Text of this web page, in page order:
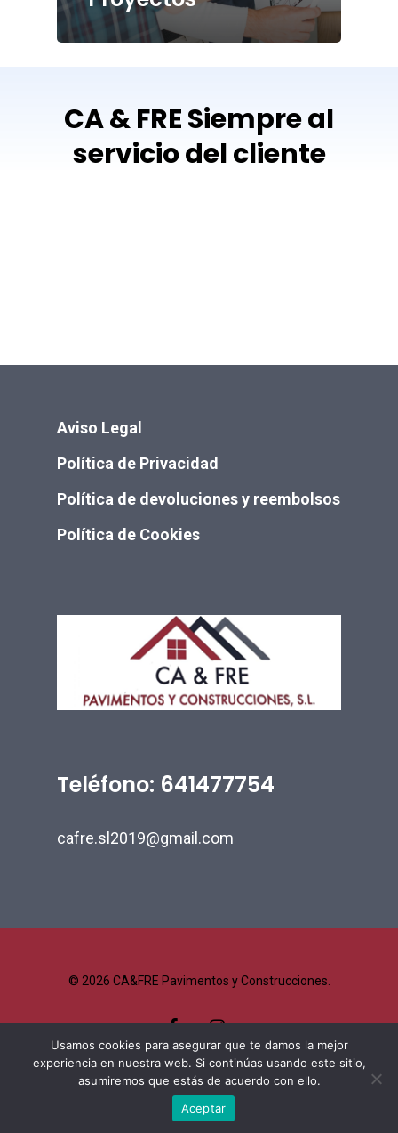
CA&FRESiempreal
serviciodelcliente
Aviso Legal
Política de Privacidad
Política de devoluciones y reembolsos
Política de Cookies
Teléfono: 641477754
cafre.sl2019@gmail.com
© 2026 CA&FRE Pavimentos y Construcciones.
facebookinstagram
Usamos cookies para asegurar que te damos la mejor
experiencia en nuestra web. Si continúas usando este sitio,
asumiremos que estás de acuerdo con ello.
Aceptar